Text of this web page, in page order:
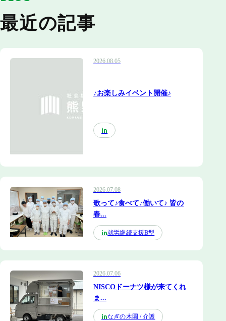
最近の記事
♪お楽しみイベント開催♪
2026.08.05
in
歌って♪食べて♪働いて♪ 皆の
春...
2026.07.08
in就労継続支援B型
NISCOドーナツ様が来てくれ
ま...
2026.07.06
inなぎの木園 / 介護